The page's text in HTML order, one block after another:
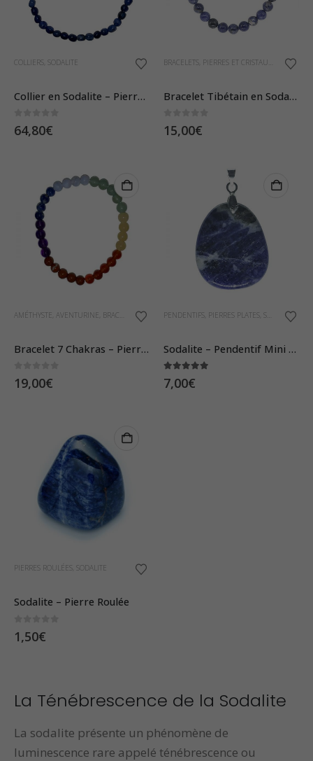
COLLIERS SODALITE
Collier en Sodalite – Pierres Roulées
64,80€
BRACELETS PIERRES ET CRISTAUX SODALITE
Bracelet Tibétain en Sodalite – Pierres Boules 8 mm
15,00€
AMÉTHYSTE AVENTURINE BRACELETS ,CALCÉDOINE CALCITE , CORNALINE ,JASPE ROUGE
Bracelet 7 Chakras – Pierres Boules 6mm
19,00€
PENDENTIFS PIERRES PLATES SODALITE
Sodalite – Pendentif Mini Pierre Plate
7,00€
PIERRES ROULÉES SODALITE
Sodalite – Pierre Roulée
1,50€
La Ténébrescence de la Sodalite
La sodalite présente un phénomène de
luminescence rare appelé ténébrescence ou